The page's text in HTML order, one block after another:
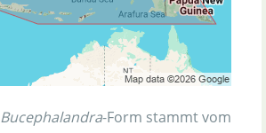
Bucephalandra-Form stammt vom